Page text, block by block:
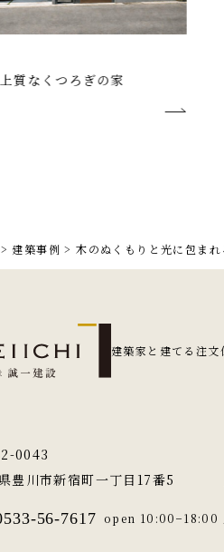
家
木のぬく
> 建築事例 >木のぬくもりと光に包ま
建築家と建てる注文
0043
豊川市新宿町一丁目17番5
56-7617 open 10:00−18:00